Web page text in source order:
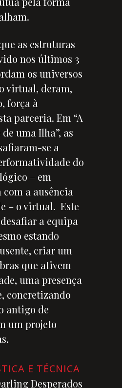
as estruturas
nos últimos 3
os universos
virtual, deram,
força à
parceria. Em “A
uma Ilha”, as
se a
do
– em
a ausência
– o virtual. Este
a equipa
estando
criar um
que ativem
uma presença
concretizando
antigo de
um projeto
E TÉCNICA
Desperados